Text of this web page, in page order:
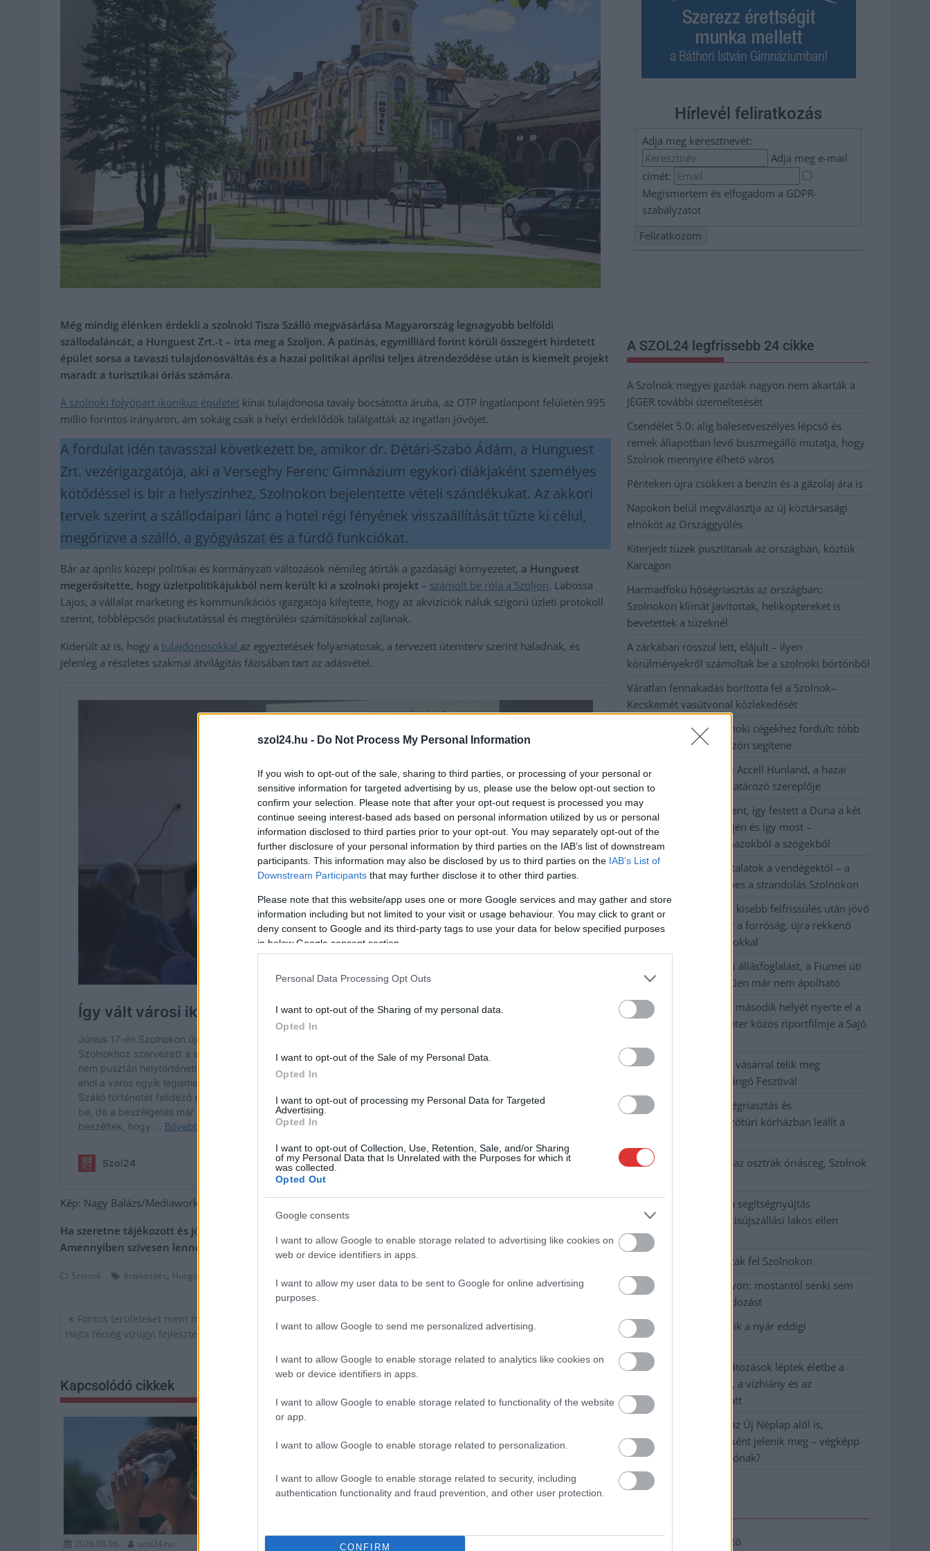
szol24.hu - Do Not Process My Personal Information
If you wish to opt-out of the sale, sharing to third parties, or processing of your personal or
sensitive information for targeted advertising by us, please use the below opt-out section to
confirm your selection. Please note that after your opt-out request is processed you may
continue seeing interest-based ads based on personal information utilized by us or personal
information disclosed to third parties prior to your opt-out. You may separately opt-out of the
further disclosure of your personal information by third parties on the IAB’s list of downstream
participants. This information may also be disclosed by us to third parties on the IAB’s List of
Downstream Participants that may further disclose it to other third parties.
Please note that this website/app uses one or more Google services and may gather and store
information including but not limited to your visit or usage behaviour. You may click to grant or
deny consent to Google and its third-party tags to use your data for below specified purposes
in below Google consent section.
Personal Data Processing Opt Outs
I want to opt-out of the Sharing of my personal data.
Opted In
I want to opt-out of the Sale of my Personal Data.
Opted In
I want to opt-out of processing my Personal Data for Targeted
Advertising.
Opted In
I want to opt-out of Collection, Use, Retention, Sale, and/or Sharing
of my Personal Data that Is Unrelated with the Purposes for which it
was collected.
Opted Out
Google consents
I want to allow Google to enable storage related to advertising like cookies on
web or device identifiers in apps.
I want to allow my user data to be sent to Google for online advertising
purposes.
I want to allow Google to send me personalized advertising.
I want to allow Google to enable storage related to analytics like cookies on
web or device identifiers in apps.
I want to allow Google to enable storage related to functionality of the website
or app.
I want to allow Google to enable storage related to personalization.
I want to allow Google to enable storage related to security, including
authentication functionality and fraud prevention, and other user protection.
CONFIRM
Még mindig élénken érdekli a szolnoki Tisza Szálló megvásárlása Magyarország legnagyobb belföldi
szállodaláncát, a Hunguest Zrt.-t – írta meg a Szoljon. A patinás, egymilliárd forint körüli összegért hirdetett
épület sorsa a tavaszi tulajdonosváltás és a hazai politikai áprilisi teljes átrendeződése után is kiemelt projekt
maradt a turisztikai óriás számára.
A szolnoki folyópart ikonikus épületét kínai tulajdonosa tavaly bocsátotta áruba, az OTP Ingatlanpont felületén 995
millió forintos irányáron, ám sokáig csak a helyi érdeklődők találgatták az ingatlan jövőjét.
A fordulat idén tavasszal következett be, amikor dr. Détári-Szabó Ádám, a Hunguest
Zrt. vezérigazgatója, aki a Verseghy Ferenc Gimnázium egykori diákjaként személyes
kötődéssel is bír a helyszínhez, Szolnokon bejelentette vételi szándékukat. Az akkori
tervek szerint a szállodaipari lánc a hotel régi fényének visszaállítását tűzte ki célul,
megőrizve a szálló, a gyógyászat és a fürdő funkciókat.
Bár az április közepi politikai és kormányzati változások némileg átírták a gazdasági környezetet, a Hunguest
megerősítette, hogy üzletpolitikájukból nem került ki a szolnoki projekt – számolt be róla a Szoljon. Labossa
Lajos, a vállalat marketing és kommunikációs igazgatója kifejtette, hogy az akvizíciók náluk szigorú üzleti protokoll
szerint, többlépcsős piackutatással és megtérülési számításokkal zajlanak.
Kiderült az is, hogy a tulajdonosokkal az egyeztetések folyamatosak, a tervezett ütemterv szerint haladnak, és
jelenleg a részletes szakmai átvilágítás fázisában tart az adásvétel.
Kép: Nagy Balázs/Mediaworks
Ha szeretne tájékozott és jól értesült lenni, de messzire elkerülné a propagandát,
Amennyiben szívesen lenne a támogatónk, kattintson ideés csatlakozzon adománygyűjtésünkhöz!
Szolnok értékesítés, Hunguest Hotels
Bejegyzés
navigáció
Fontos területeket ment meg a kiszáradástól a Tápió–
Hajta térség vízügyi fejlesztése
Kapcsolódó cikkek
2026.08.06. szol24.hu Horváth Zsolt
Hírlevél feliratkozás
Adja meg keresztnevét:
Adja meg e-mail
címét:
Megismertem és elfogadom a GDPR-
szabályzatot
A SZOL24 legfrissebb 24 cikke
A Szolnok megyei gazdák nagyon nem akarták a
JÉGER további üzemeltetését
Csendélet 5.0: alig balesetveszélyes lépcső és
remek állapotban levő buszmegálló mutatja, hogy
Szolnok mennyire élhető város
Pénteken újra csökken a benzin és a gázolaj ára is
Napokon belül megválasztja az új köztársasági
elnököt az Országgyűlés
Kiterjedt tüzek pusztítanak az országban, köztük
Karcagon
Harmadfokú hőségriasztás az országban:
Szolnokon klímát javítottak, helikoptereket is
bevetettek a tüzeknél
A zárkában rosszul lett, elájult – ilyen
körülményekről számoltak be a szolnoki börtönből
Váratlan fennakadás borította fel a Szolnok–
Kecskemét vasútvonal közlekedését
A polgármester a szolnoki cégekhez fordult: több
száz elbocsátott dolgozón segítene
Csődbe ment a tószegi Accell Hunland, a hazai
kerékpárgyártás meghatározó szereplője
Egyszer fent, egyszer lent, így festett a Duna a két
évvel ezelőtti árvíz idején és így most –
fotógyűjtemény ugyanazokból a szögekből
Ilyenek eddig a tapasztalatok a vendégektől – a
hőhullám miatt ingyenes a strandolás Szolnokon
Nem biztató: a hétvégi kisebb felfrissülés után jövő
héten megint visszatér a forróság, újra rekkenő
hőség jön, akár 38 fokokkal
Közzétették a szakértői állásfoglalást, a Fiumei úti
fák többsége szakszerűen már nem ápolható
A MÚOSZ sajtódíjának második helyét nyerte el a
Borsod24 és a Paraméter közös riportfilmje a Sajó
Tánccal, zeneszóval és vásárral telik meg
Jászberény, indul a Csángó Fesztivál
Meghosszabbított hőségriasztás és
vízkorlátozások, a mezőtúri kórházban leállt a
Átszervezi működését az osztrák óriáscég, Szolnok
Tragédiába torkollott a segítségnyújtás
elmulasztása, három kisújszállási lakos ellen
emeltek vádat
Hatalmas lángok csaptak fel Szolnokon
Vízitraffipax a Tisza-tavon: mostantól senki sem
úszhatja meg a száguldozást
Szolnokra is megérkezik a nyár eddigi
legkeményebb napja
Már Szolnokon is korlátozások léptek életbe a
tartós hatalmas hőség, a vízhiány és az
áramtakarékosság miatt
A NER kihúzta a talajt az Új Néplap alól is,
immáron csak hetilapként jelenik meg – végképp
vége a nyomtatott sajtónak?
Adatkezelési tájékoztató